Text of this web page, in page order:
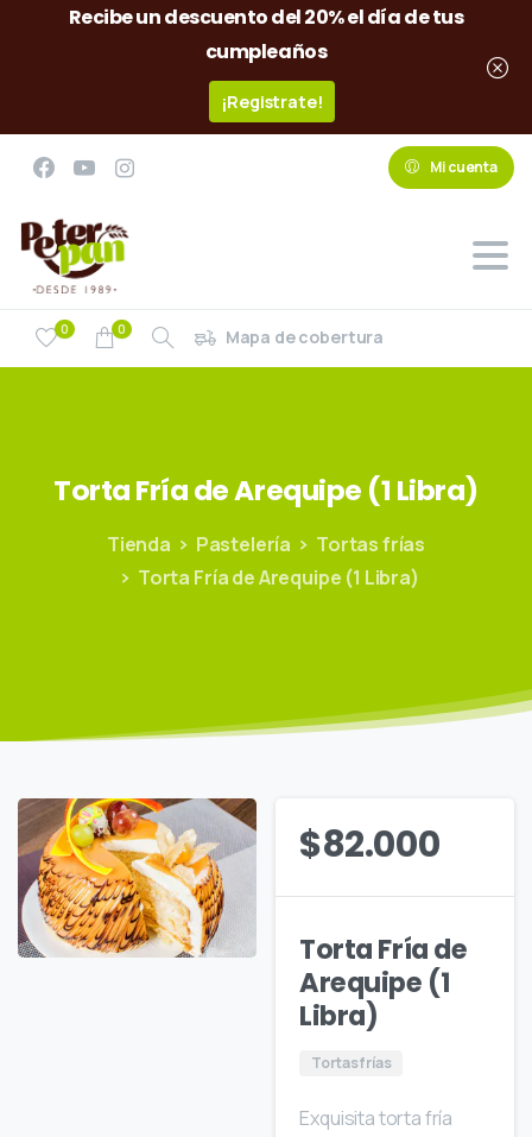
Recibe un descuento del 20% el día de tus
cumpleaños
¡Registrate!
Mi cuenta
0 0 Mapa de cobertura
TortaFríadeArequipe (1 Libra)
Tienda Pastelería
Tortas frías
Torta Fría de Arequipe (1 Libra)
$82.000
Torta Fría de
Arequipe (1
Libra)
Tortas frías
Exquisita torta fría